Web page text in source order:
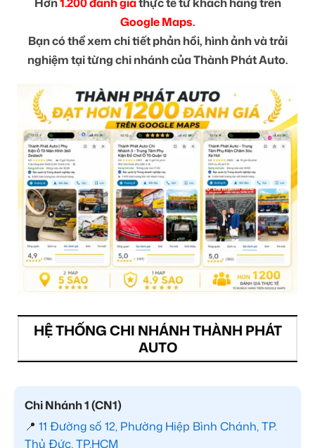
Google Maps.
Bạn có thể xem chi tiết phản hồi, hình ảnh và trải
nghiệm tại từng chi nhánh của Thành Phát Auto.
HỆ THỐNG CHI NHÁNH THÀNH PHÁT
AUTO
Chi Nhánh 1 (CN1)
📍 11 Đường số 12, Phường Hiệp Bình Chánh, TP.
Thủ Đức, TP.HCM